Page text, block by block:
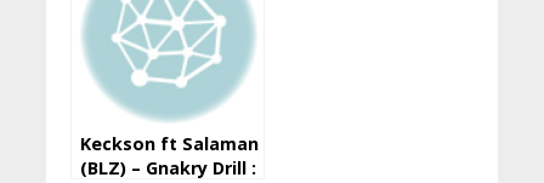
Keckson ft Salaman
(BLZ) – Gnakry Drill :